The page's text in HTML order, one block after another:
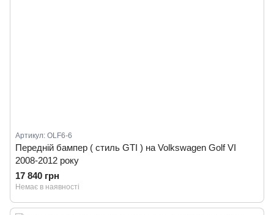
Артикул: OLF6-6
Передній бампер ( стиль GTI ) на Volkswagen Golf VI
2008-2012 року
17 840 грн
Немає в наявності